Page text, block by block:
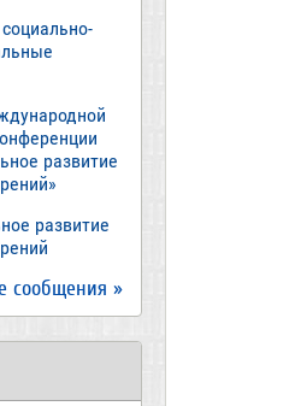
развитие
развитие
сообщения »